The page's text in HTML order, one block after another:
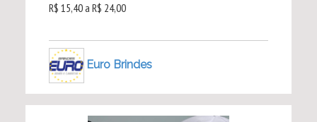
R$ 15,40 a R$ 24,00
Euro Brindes